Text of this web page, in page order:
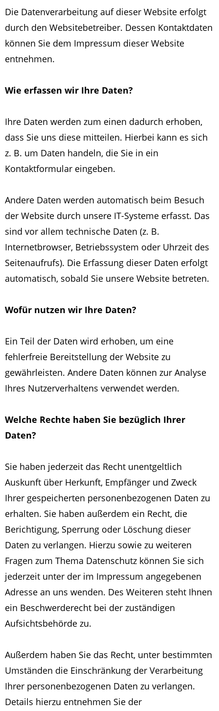
Die Datenverarbeitung auf dieser Website erfolgt
durch den Websitebetreiber. Dessen Kontaktdaten
können Sie dem Impressum dieser Website
entnehmen.
Wie erfassen wir Ihre Daten?
Ihre Daten werden zum einen dadurch erhoben,
dass Sie uns diese mitteilen. Hierbei kann es sich
z. B. um Daten handeln, die Sie in ein
Kontaktformular eingeben.
Andere Daten werden automatisch beim Besuch
der Website durch unsere IT-Systeme erfasst. Das
sind vor allem technische Daten (z. B.
Internetbrowser, Betriebssystem oder Uhrzeit des
Seitenaufrufs). Die Erfassung dieser Daten erfolgt
automatisch, sobald Sie unsere Website betreten.
Wofür nutzen wir Ihre Daten?
Ein Teil der Daten wird erhoben, um eine
fehlerfreie Bereitstellung der Website zu
gewährleisten. Andere Daten können zur Analyse
Ihres Nutzerverhaltens verwendet werden.
Welche Rechte haben Sie bezüglich Ihrer
Daten?
Sie haben jederzeit das Recht unentgeltlich
Auskunft über Herkunft, Empfänger und Zweck
Ihrer gespeicherten personenbezogenen Daten zu
erhalten. Sie haben außerdem ein Recht, die
Berichtigung, Sperrung oder Löschung dieser
Daten zu verlangen. Hierzu sowie zu weiteren
Fragen zum Thema Datenschutz können Sie sich
jederzeit unter der im Impressum angegebenen
Adresse an uns wenden. Des Weiteren steht Ihnen
ein Beschwerderecht bei der zuständigen
Aufsichtsbehörde zu.
Außerdem haben Sie das Recht, unter bestimmten
Umständen die Einschränkung der Verarbeitung
Ihrer personenbezogenen Daten zu verlangen.
Details hierzu entnehmen Sie der